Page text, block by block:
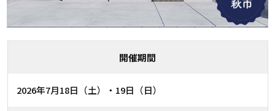
開催期間
2026年7月18日（土）・19日（日）